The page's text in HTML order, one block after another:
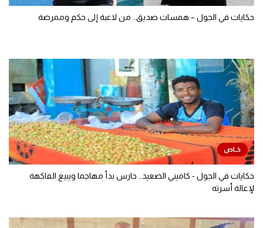
حكايات في الجول – همسات صديق.. من لاعبة إلى حكم وممرضة
حكايات في الجول - كاميني الصعيد.. حارس بدأ مهاجما ويبيع الفاكهة
لإعالة أسرته